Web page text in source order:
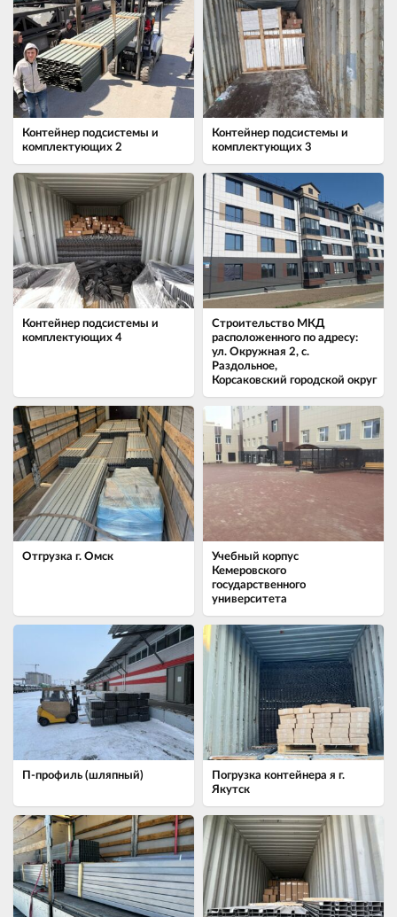
Контейнер подсистемы и
комплектующих 2
Контейнер подсистемы и
комплектующих 3
Контейнер подсистемы и
комплектующих 4
Строительство МКД
расположенного по адресу:
ул. Окружная 2, с.
Раздольное,
Корсаковский городской округ
Отгрузка г. Омск
Учебный корпус
Кемеровского
государственного
университета
П-профиль (шляпный)
Погрузка контейнера я г.
Якутск